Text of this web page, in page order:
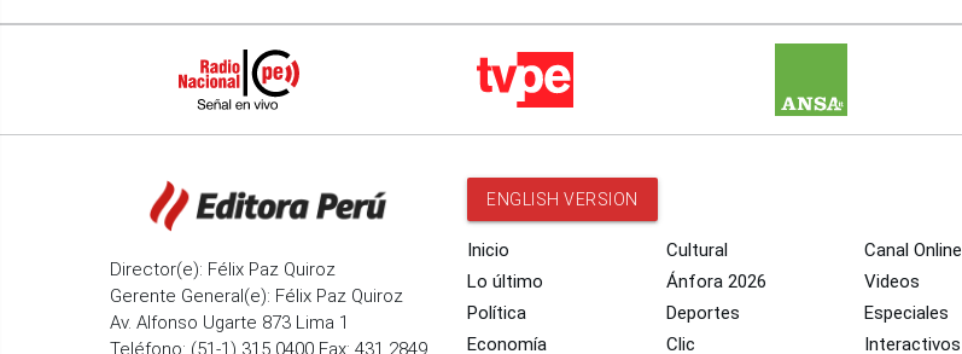
Director(e): Félix Paz Quiroz
Gerente General(e): Félix Paz Quiroz
Av. Alfonso Ugarte 873 Lima 1
Teléfono: (51-1) 315 0400 Fax: 431 2849
ENGLISH VERSION
Inicio
Lo último
Política
Economía
Cultural
Ánfora 2026
Deportes
Clic
Canal Online
Videos
Especiales
Interactivos